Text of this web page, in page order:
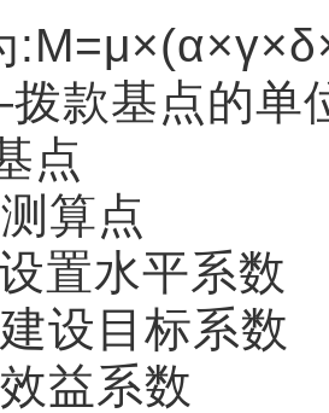
拨款基点的单
点
算点
置水平系数
设目标系数
益系数